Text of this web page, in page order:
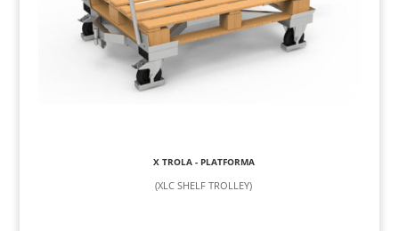
X TROLA - PLATFORMA
(XLC SHELF TROLLEY)